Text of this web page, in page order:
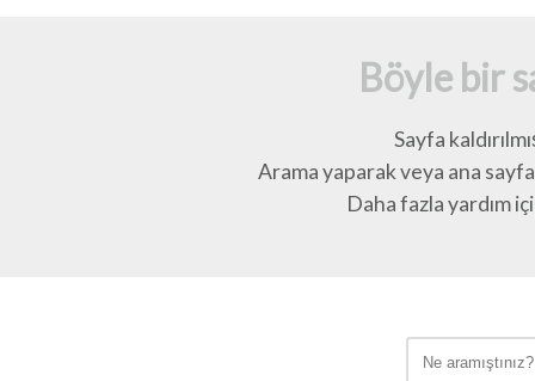
Böyle bir
Sayfa
Arama yaparak veya ana
Daha fazla yardım